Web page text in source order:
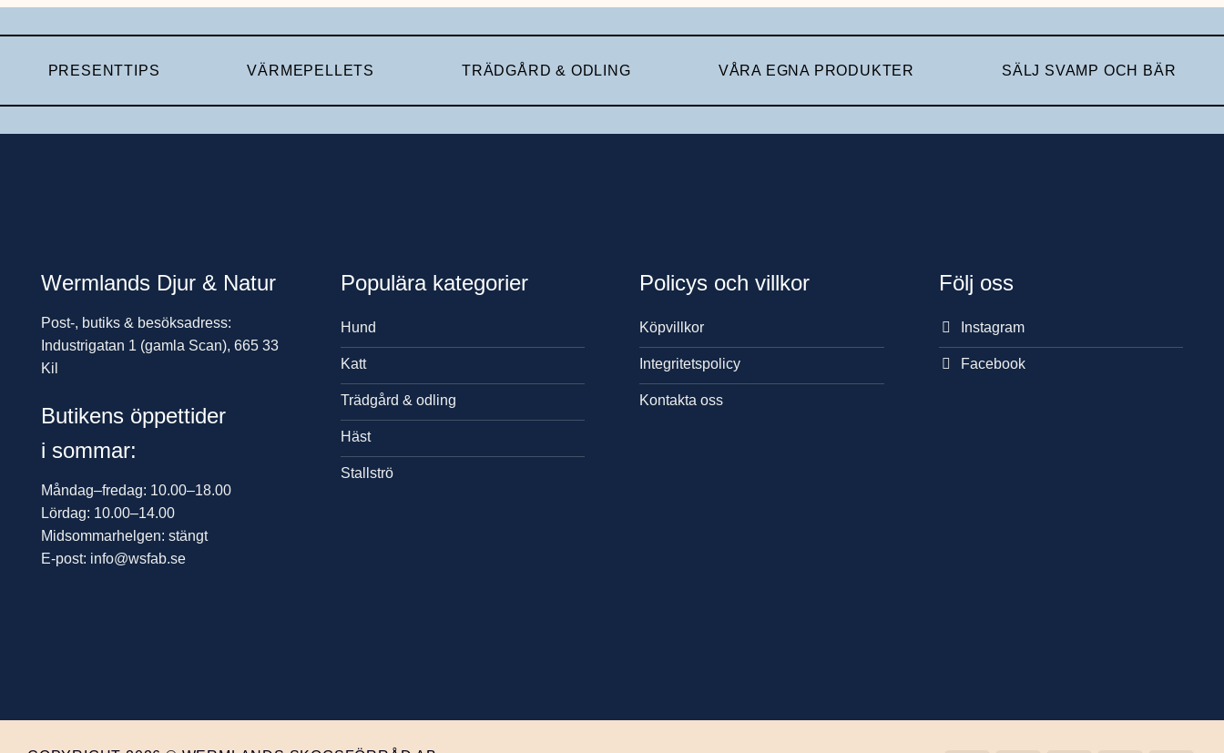
PRESENTTIPS VÄRMEPELLETS TRÄDGÅRD & ODLING VÅRA EGNA PRODUKTER SÄLJ SVAMP OCH BÄR
Wermlands Djur & Natur
Post-, butiks & besöksadress:
Industrigatan 1 (gamla Scan), 665 33
Kil
Butikens öppettider
i sommar:
Måndag–fredag: 10.00–18.00
Lördag: 10.00–14.00
Midsommarhelgen: stängt
E-post: info@wsfab.se
Populära kategorier
Hund
Katt
Trädgård & odling
Häst
Stallströ
Policys och villkor
Köpvillkor
Integritetspolicy
Kontakta oss
Följ oss
Instagram
Facebook